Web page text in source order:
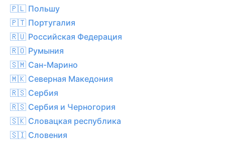
🇵🇱 Польшу
🇵🇹 Португалия
🇷🇺 Российская Федерация
🇷🇴 Румыния
🇸🇲 Сан-Марино
🇲🇰 Северная Македония
🇷🇸 Сербия
🇷🇸 Сербия и Черногория
🇸🇰 Словацкая республика
🇸🇮 Словения